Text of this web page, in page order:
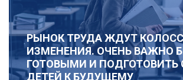
РЫНОК ТРУДА ЖДУТ
ИЗМЕНЕНИЯ. ОЧЕНЬ ВАЖНО
ГОТОВЫМИ И ПОДГОТОВИТЬ
ДЕТЕЙ К БУДУЩЕМУ